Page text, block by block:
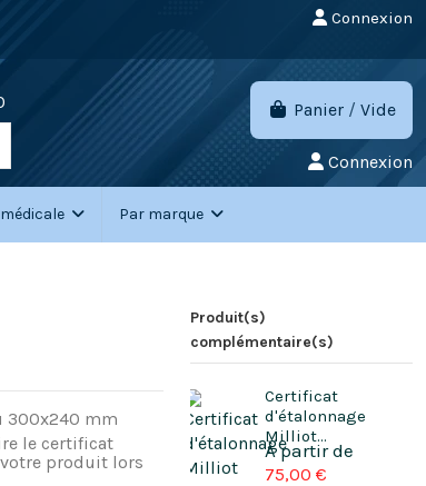
Connexion
Panier / Vide
Connexion
Par marque
300x240 mm
le certificat
produit lors
Produit(s)
complémentaire(s)
Certificat
d'étalonnage
Milliot...
75,00 €